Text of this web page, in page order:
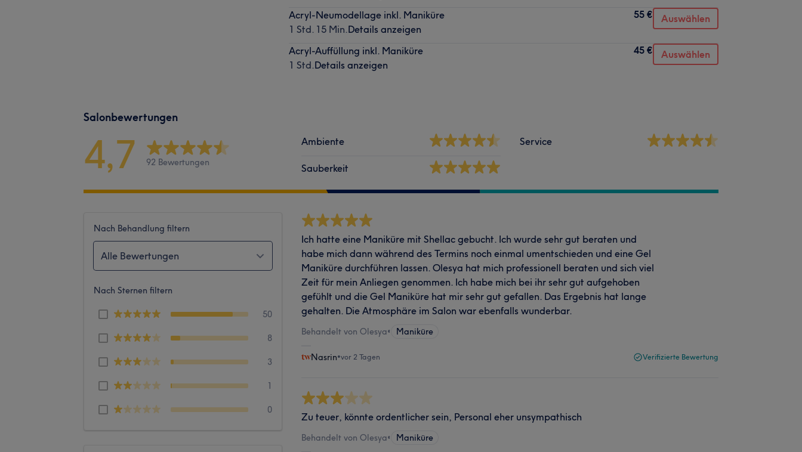
Acryl-Neumodellage inkl. Maniküre
1 Std. 15 Min.Details anzeigen
55 € Auswählen
Acryl-Auffüllung inkl. Maniküre
1 Std.Details anzeigen
45 € Auswählen
Salonbewertungen
4,7 92 Bewertungen
Ambiente
Sauberkeit
Service
Nach Behandlung filtern
Alle Bewertungen
Nach Sternen filtern
50
8
3
1
0
Ich hatte eine Maniküre mit Shellac gebucht. Ich wurde sehr gut beraten und
habe mich dann während des Termins noch einmal umentschieden und eine Gel
Maniküre durchführen lassen. Olesya hat mich professionell beraten und sich viel
Zeit für mein Anliegen genommen. Ich habe mich bei ihr sehr gut aufgehoben
gefühlt und die Gel Maniküre hat mir sehr gut gefallen. Das Ergebnis hat lange
gehalten. Die Atmosphäre im Salon war ebenfalls wunderbar.
Behandelt von Olesya• Maniküre
Nasrin•vor 2 Tagen Verifizierte Bewertung
Zu teuer, könnte ordentlicher sein, Personal eher unsympathisch
Behandelt von Olesya• Maniküre